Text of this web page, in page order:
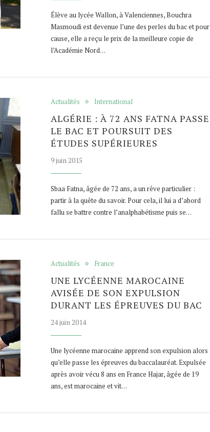
Élève au lycée Wallon, à Valenciennes, Bouchra
Masmoudi est devenue l’une des perles du bac et pour
cause, elle a reçu le prix de la meilleure copie de
l’Académie Nord…
Actualités International
ALGÉRIE : À 72 ANS FATNA PASSE
LE BAC ET POURSUIT DES
ÉTUDES SUPÉRIEURES
9 juin 2015
Sbaa Fatna, âgée de 72 ans, a un rêve particulier :
partir à la quête du savoir. Pour cela, il lui a d’abord
fallu se battre contre l’analphabétisme puis se…
Actualités France
UNE LYCÉENNE MAROCAINE
AVISÉE DE SON EXPULSION
DURANT LES ÉPREUVES DU BAC
24 juin 2014
Une lycéenne marocaine apprend son expulsion alors
qu’elle passe les épreuves du baccalauréat. Expulsée
après avoir vécu 8 ans en France Hajar, âgée de 19
ans, est marocaine et vit…